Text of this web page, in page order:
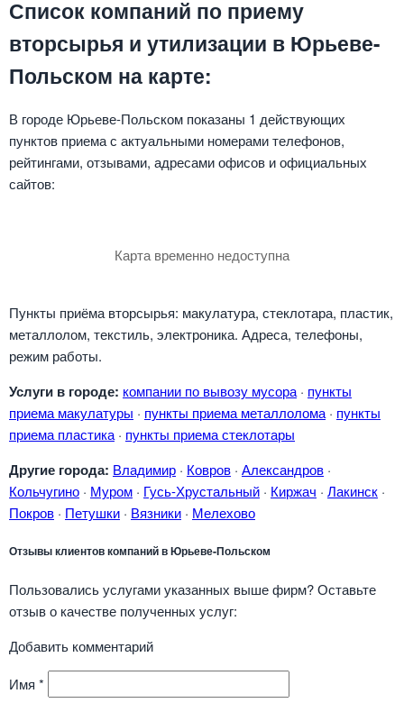
Список компаний по приему
вторсырья и утилизации в Юрьеве-
Польском на карте:
В городе Юрьеве-Польском показаны 1 действующих
пунктов приема с актуальными номерами телефонов,
рейтингами, отзывами, адресами офисов и официальных
сайтов:
Карта временно недоступна
Пункты приёма вторсырья: макулатура, стеклотара, пластик,
металлолом, текстиль, электроника. Адреса, телефоны,
режим работы.
Услуги в городе: компании по вывозу мусора· пункты
приема макулатуры · пункты приема металлолома· пункты
приема пластика· пункты приема стеклотары
Другие города: Владимир · Ковров · Александров ·
Кольчугино · Муром · Гусь-Хрустальный · Киржач · Лакинск ·
Покров · Петушки · Вязники · Мелехово
Отзывы клиентов компаний в Юрьеве-Польском
Пользовались услугами указанных выше фирм? Оставьте
отзыв о качестве полученных услуг:
Добавить комментарий
Имя *